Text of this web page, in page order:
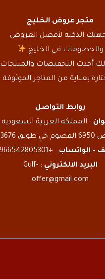
متجر عروض الخليج
الذكية لأفضل العروض
والخصومات في الخليج
لك أحدث التخفيضات والمنتجات
بعناية من المتاجر الموثوقة
روابط التواصل
: المملكه العربية السعوديه
3676
- الواتساب : +966542805301
البريد الالكتروني
: Gulf-
offer@gmail.com